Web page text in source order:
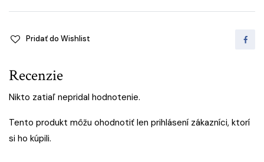
pleti
Pridať do Wishlist
Recenzie
Nikto zatiaľ nepridal hodnotenie.
Tento produkt môžu ohodnotiť len prihlásení zákazníci, ktorí
si ho kúpili.